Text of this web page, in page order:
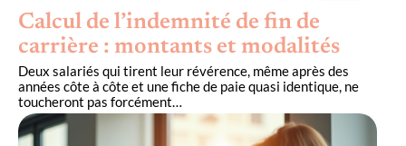
Calcul de l’indemnité de fin de
carrière : montants et modalités
Deux salariés qui tirent leur révérence, même après des
années côte à côte et une fiche de paie quasi identique, ne
toucheront pas forcément…